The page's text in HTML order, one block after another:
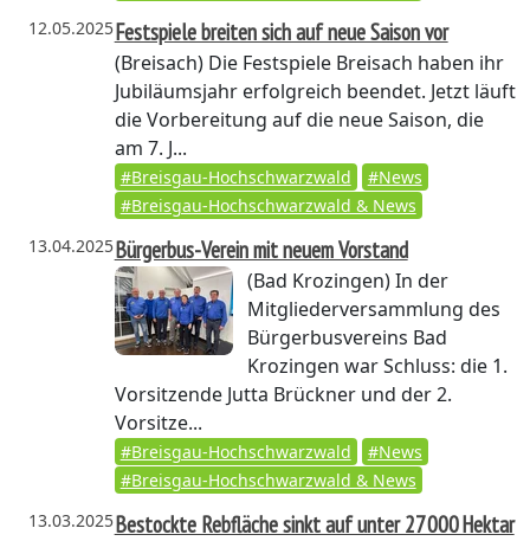
12.05.2025Festspiele breiten sich auf neue Saison vor
(Breisach)Die Festspiele Breisach haben ihr
Jubiläumsjahr erfolgreich beendet. Jetzt läuft
die Vorbereitung auf die neue Saison, die
am 7. J...
#Breisgau-Hochschwarzwald
#News
#Breisgau-Hochschwarzwald & News
13.04.2025Bürgerbus-Verein mit neuem Vorstand
(Bad Krozingen)In der
Mitgliederversammlung des
Bürgerbusvereins Bad
Krozingen war Schluss: die 1.
Vorsitzende Jutta Brückner und der 2.
Vorsitze...
#Breisgau-Hochschwarzwald
#News
#Breisgau-Hochschwarzwald & News
13.03.2025Bestockte Rebfläche sinkt auf unter 27 000 Hektar